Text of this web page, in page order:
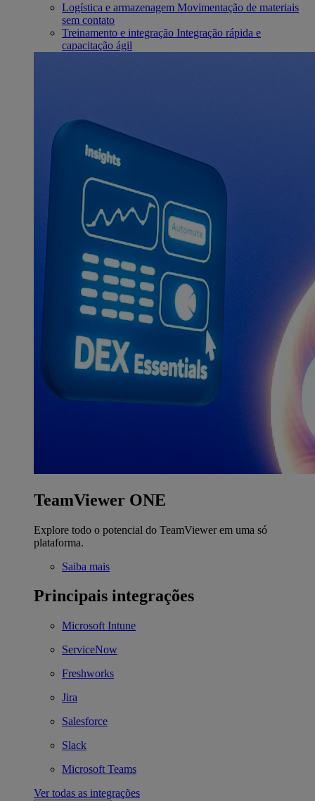
Logística e armazenagem Movimentação de materiais
sem contato
Treinamento e integração Integração rápida e
capacitação ágil
TeamViewer ONE
Explore todo o potencial do TeamViewer em uma só
plataforma.
Saiba mais
Principais integrações
Microsoft Intune
ServiceNow
Freshworks
Jira
Salesforce
Slack
Microsoft Teams
Ver todas as integrações